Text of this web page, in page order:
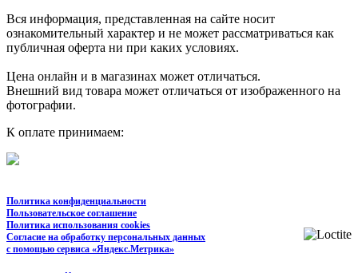
Вся информация, представленная на сайте носит
ознакомительный характер и не может рассматриваться как
публичная оферта ни при каких условиях.
Цена онлайн и в магазинах может отличаться.
Внешний вид товара может отличаться от изображенного на
фотографии.
К оплате принимаем:
Политика конфиденциальности
Пользовательское соглашение
Политика использования cookies
Согласие на обработку персональных данных
с помощью сервиса «Яндекс.Метрика»